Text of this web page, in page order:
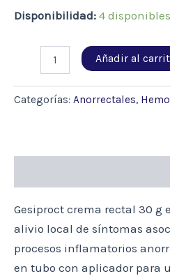
Disponibilidad: 4 disponibles
30GR.
cantidad
Añadir al
Categorías: Anorrectales,
Gesiproct crema rectal 30 g
alivio local de síntomas
procesos inflamatorios
en tubo con aplicador para